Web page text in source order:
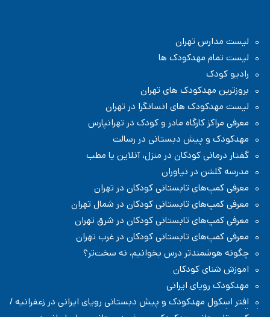
لیست مدارس تهران
لیست تمام مهدکودک ها
رادیو کودک
بروزترین مهدکودک های تهران
لیست مهدکودک های انسانگرا در تهران
معرفی مراکز کارگاه مادر و کودک در تهرانپارس
مهدکودک و پیش دبستانی در رسالت
گفتار درمانی کودکان در منزل، آنلاین یا مطب
مدرسه گلشن در نیاوران
معرفی کمپ‌های تابستانی کودکان در تهران
معرفی کمپ‌های تابستانی کودکان در شمال تهران
معرفی کمپ‌های تابستانی کودکان در شرق تهران
معرفی کمپ‌های تابستانی کودکان در غرب تهران
چگونه هوشمندتر درس بخوانیم، نه سخت‌تر؟
اموزش شنای کودکان
مهدکودک رویای ایرانی
افتر اسکول مهدکودک و پیش دبستانی رویای ایرانی در زعفرانیه /
شمال تهران